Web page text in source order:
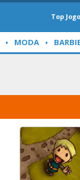
Top
MODA